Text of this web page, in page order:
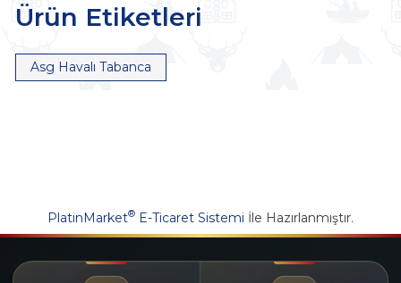
Ürün Etiketleri
Asg Havalı Tabanca
PlatinMarket® E-Ticaret Sistemi İle Hazırlanmıştır.